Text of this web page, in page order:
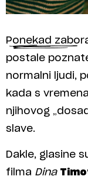
Ponekad
postale
normalni ljudi,
kada s
njihovog
slave.
Dakle, glasine
filma Dina